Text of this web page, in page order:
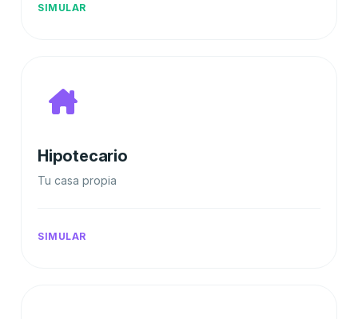
SIMULAR
Hipotecario
Tu casa propia
SIMULAR